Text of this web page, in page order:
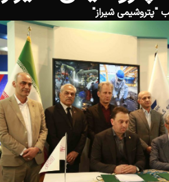
"پتروشیمی شیراز"